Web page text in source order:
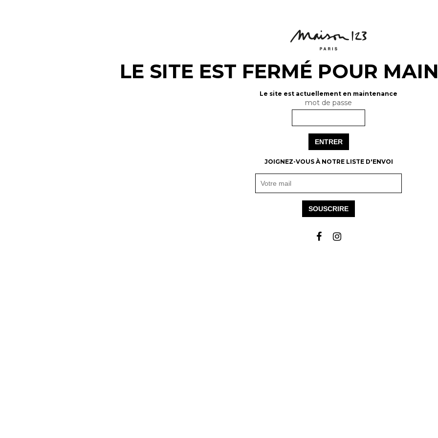
LE SITE EST FERMÉ POUR
Le site est actuellement en maintenance
mot de passe
ENTRER
JOIGNEZ-VOUS À NOTRE LISTE D'ENVOI
SOUSCRIRE